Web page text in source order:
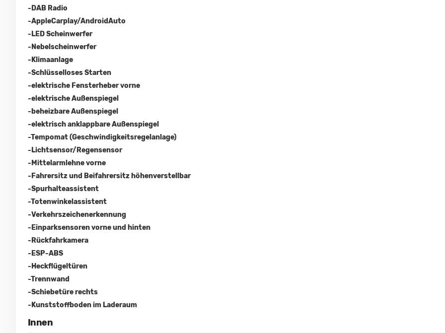
-DAB Radio
-AppleCarplay/AndroidAuto
-LED Scheinwerfer
-Nebelscheinwerfer
-Klimaanlage
-Schlüsselloses Starten
-elektrische Fensterheber vorne
-elektrische Außenspiegel
-beheizbare Außenspiegel
-elektrisch anklappbare Außenspiegel
-Tempomat (Geschwindigkeitsregelanlage)
-Lichtsensor/Regensensor
-Mittelarmlehne vorne
-Fahrersitz und Beifahrersitz höhenverstellbar
-Spurhalteassistent
-Totenwinkelassistent
-Verkehrszeichenerkennung
-Einparksensoren vorne und hinten
-Rückfahrkamera
-ESP-ABS
-Heckflügeltüren
-Trennwand
-Schiebetüre rechts
-Kunststoffboden im Laderaum
Innen